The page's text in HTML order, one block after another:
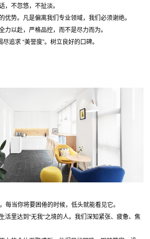
不忽悠，不扯淡。
势。凡是偏离我们专业领域，我们必须谢绝。
以赴，严格品控，而不是尽力而为。
追求 “美誉度”。树立良好的口碑。
当你将要困倦的时候，低头就能看见它。
活里达到“无我“之境的人。我们深知紧张、疲惫、焦